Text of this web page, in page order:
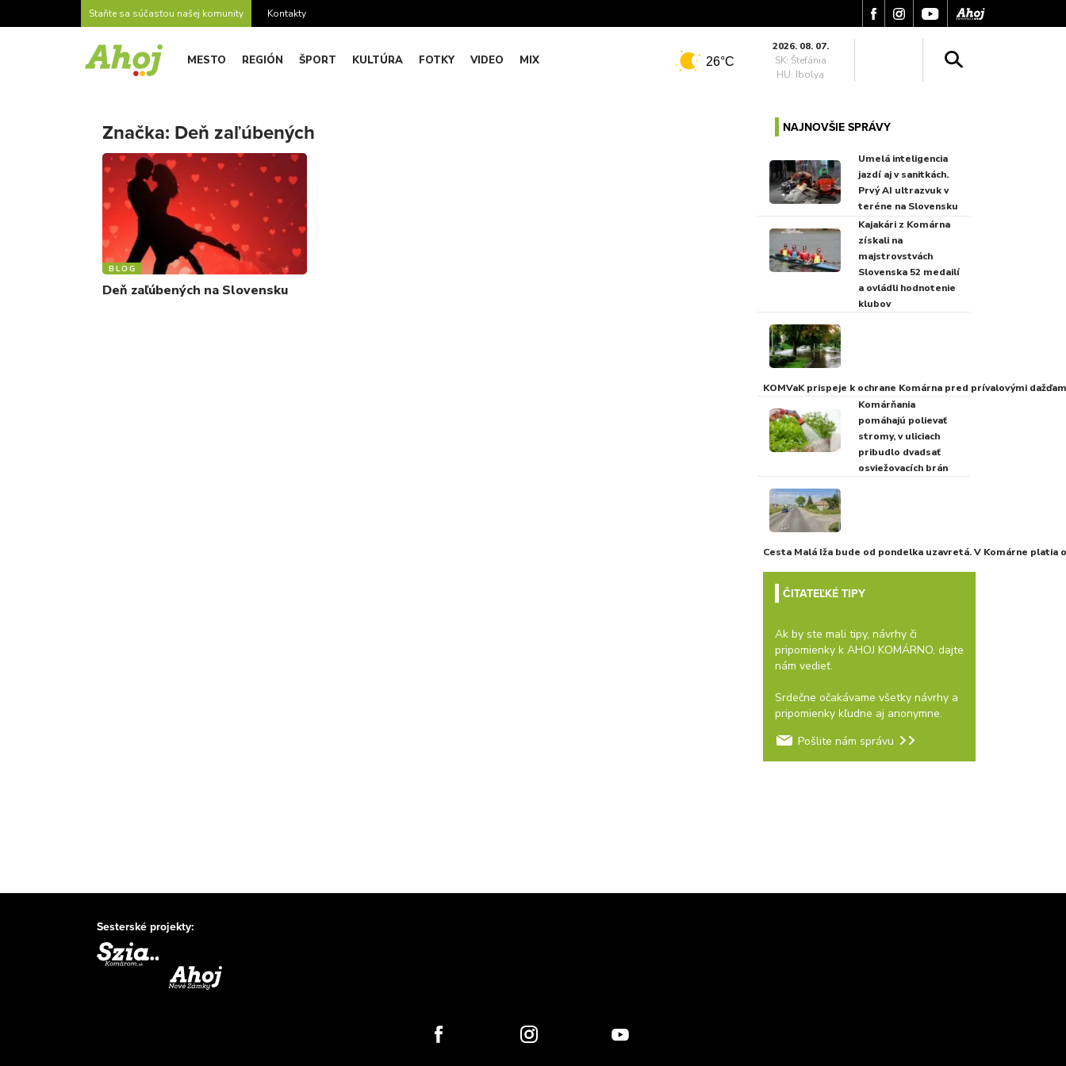
Staňte sa súčasťou našej komunity Kontakty
MESTO REGIÓN ŠPORT KULTÚRA FOTKY VIDEO MIX 26°C
2026. 08. 07.
SK: Štefánia
HU: Ibolya
Značka: Deň zaľúbených
BLOG
Deň zaľúbených na Slovensku
NAJNOVŠIE SPRÁVY
Umelá inteligencia
jazdí aj v sanitkách.
Prvý AI ultrazvuk v
teréne na Slovensku
Kajakári z Komárna
získali na
majstrovstvách
Slovenska 52 medailí
a ovládli hodnotenie
klubov
KOMVaK prispeje k ochrane Komárna pred prívalovými
Komárňania
pomáhajú polievať
stromy, v uliciach
pribudlo dvadsať
osviežovacích brán
Cesta Malá Iža bude od pondelka uzavretá. V Komárne platia
ČITATEĽKÉ TIPY
Ak by ste mali tipy, návrhy či
pripomienky k AHOJ KOMÁRNO, dajte
nám vedieť.
Srdečne očakávame všetky návrhy a
pripomienky kľudne aj anonymne.
Pošlite nám správu
Sesterské projekty: